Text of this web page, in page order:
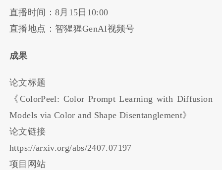
直播时间：8月15日10:00
直播地点：智猩猩GenAI视频号
成果
论文标题
《ColorPeel: Color Prompt Learning with Diffusion
Models via Color and Shape Disentanglement》
论文链接
https://arxiv.org/abs/2407.07197
项目网站